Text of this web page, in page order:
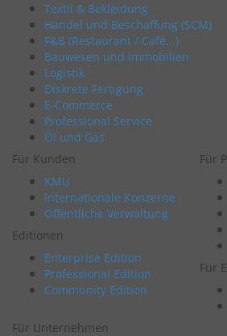
Textil & Bekleidung
Handel und Beschaffung (SCM)
F&B (Restaurant / Café...)
Bauwesen und Immobilien
Logistik
Diskrete Fertigung
E-Commerce
Professional Service
Öl und Gas
Für Kunden
KMU
Internationale Konzerne
Öffentliche Verwaltung
Editionen
Enterprise Edition
Professional Edition
Community Edition
Für
Für
Für Unternehmen